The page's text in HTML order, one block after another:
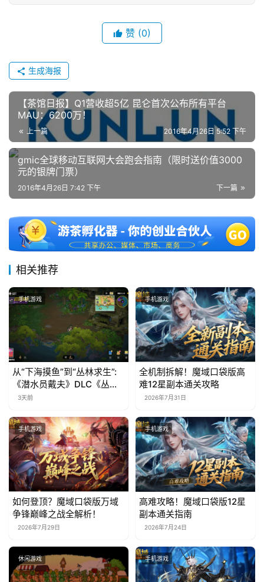
赞 (0)
生成海报
【茶馆日报】Q1营收超5亿 昆仑首次公布所有平台
MAU：6200万！
上一篇 2016年4月26日 5:52 下午
gmic全球移动互联网大会跑会指南（限时送价值3000
元的银牌门票）
下一篇
2016年4月26日 7:42 下午
相关推荐
手机游戏
从“下海摸鱼”到“丛林求生”:
《潜水员戴夫》DLC《丛
林》移动端定档8月14日
3天前
手机游戏
全机制拆解！魔域口袋版高
难12星副本通关攻略
2026年7月31日
手机游戏
如何登顶？魔域口袋版万域
争锋巅峰之战全解析！
2026年7月29日
手机游戏
高难攻略！魔域口袋版12星
副本通关指南
2026年7月24日
休闲游戏 手机游戏